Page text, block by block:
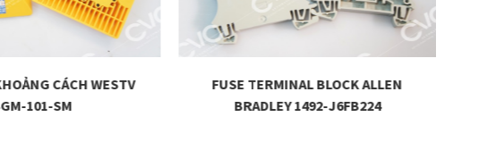
CÁCH WESTV
101-SM
FUSE TERMINAL BLOCK ALLEN
BRADLEY 1492-J6FB224